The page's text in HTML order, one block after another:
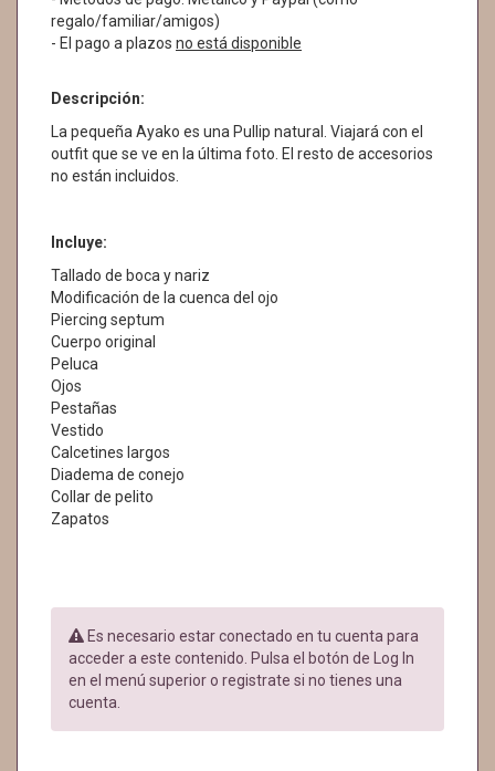
regalo/familiar/amigos)
- El pago a plazos no está disponible
Descripción:
La pequeña Ayako es una Pullip natural. Viajará con el
outfit que se ve en la última foto. El resto de accesorios
no están incluidos.
Incluye:
Tallado de boca y nariz
Modificación de la cuenca del ojo
Piercing septum
Cuerpo original
Peluca
Ojos
Pestañas
Vestido
Calcetines largos
Diadema de conejo
Collar de pelito
Zapatos
Es necesario estar conectado en tu cuenta para
acceder a este contenido. Pulsa el botón de Log In
en el menú superior o registrate si no tienes una
cuenta.